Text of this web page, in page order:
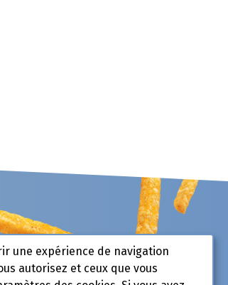
une expérience de navigation
autorisez et ceux que vous